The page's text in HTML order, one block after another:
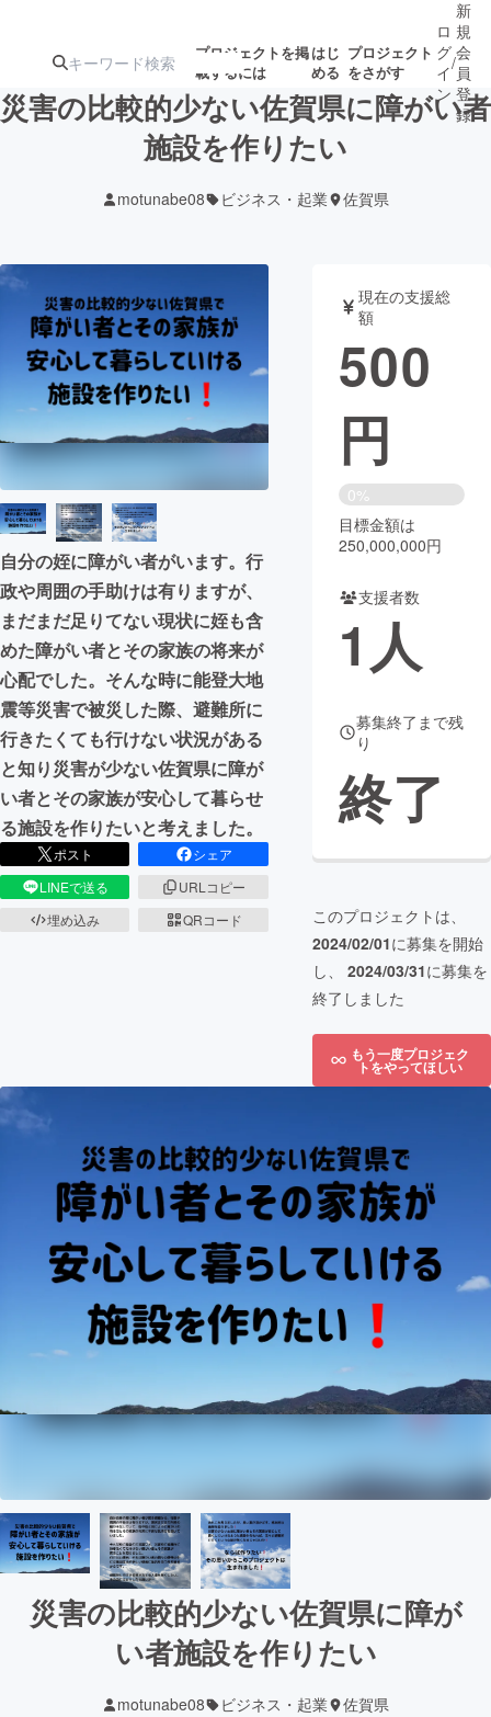
プロジェクトを掲
載するには
はじ
める
プロジェクト
をさがす
ターン
ジェクト
募集終了が近いプ
ロジェクト
アート・写真 音楽
テクノロジー・ガジェット ゲーム・サ
映像・映画
まちづくり・地域活性化
CAMPFIRE for Social Good
CAMPFIRE Creation
CAMPFIREふるさと納税machi-ya コミュニティ
ロ
グ
イ
ン
/
新
規
会
員
登
録
災害の比較的少ない佐賀県に障がい者
施設を作りたい
motunabe08 ビジネス・起業 佐賀県
自分の姪に障がい者がいます。行
政や周囲の手助けは有りますが、
まだまだ足りてない現状に姪も含
めた障がい者とその家族の将来が
心配でした。そんな時に能登大地
震等災害で被災した際、避難所に
行きたくても行けない状況がある
と知り災害が少ない佐賀県に障が
い者とその家族が安心して暮らせ
る施設を作りたいと考えました。
ポスト
シェア
LINEで送る
URLコピー
埋め込み
QRコード
現在の支援総
額
500
円
0%
目標金額は
250,000,000円
支援者数
1人
募集終了まで残
り
終了
このプロジェクトは、
2024/02/01に募集を開始
し、 2024/03/31に募集を
終了しました
もう一度プロジェク
トをやってほしい
災害の比較的少ない佐賀県に障が
い者施設を作りたい
motunabe08 ビジネス・起業 佐賀県